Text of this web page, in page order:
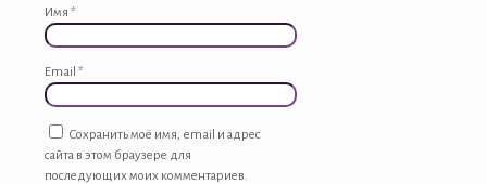
Имя *
Email *
Сохранить моё имя, email и адрес
сайта в этом браузере для
последующих моих комментариев.